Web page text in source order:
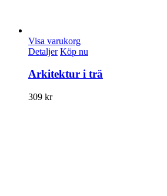
Visa varukorg
Detaljer Köp nu
Arkitektur i trä
309 kr